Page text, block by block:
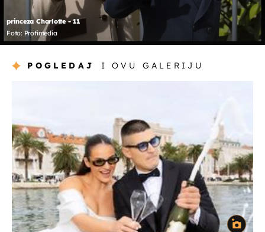
princeza Charlotte - 11
Foto: Profimedia
POGLEDAJ I OVU GALERIJU